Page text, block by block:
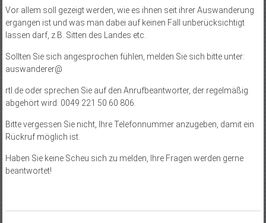
Vor allem soll gezeigt werden, wie es ihnen seit ihrer Auswanderung
ergangen ist und was man dabei auf keinen Fall unberücksichtigt
lassen darf, z.B. Sitten des Landes etc.
Sollten Sie sich angesprochen fühlen, melden Sie sich bitte unter:
auswanderer@
rtl.de oder sprechen Sie auf den Anrufbeantworter, der regelmäßig
abgehört wird: 0049 221 50 60 806.
Bitte vergessen Sie nicht, Ihre Telefonnummer anzugeben, damit ein
Rückruf möglich ist.
Haben Sie keine Scheu sich zu melden, Ihre Fragen werden gerne
beantwortet!